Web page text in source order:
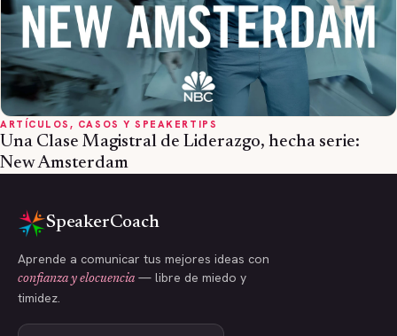
ARTÍCULOS, CASOS Y SPEAKERTIPS
Una Clase Magistral de Liderazgo, hecha serie:
New Amsterdam
SpeakerCoach
Aprende a comunicar tus mejores ideas con
confianza y elocuencia — libre de miedo y
timidez.